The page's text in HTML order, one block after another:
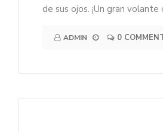
de sus ojos. ¡Un gran
ADMIN 0